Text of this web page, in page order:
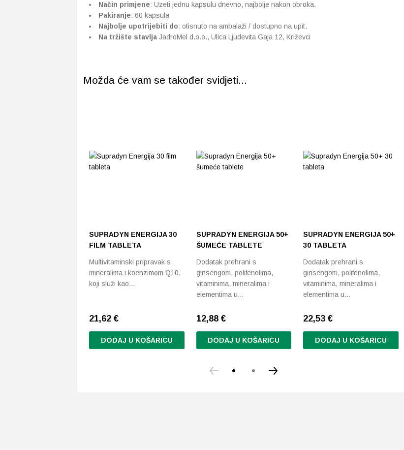
Način primjene: Uzeti jednu kapsulu dnevno, najbolje nakon obroka.
Pakiranje: 60 kapsula
Najbolje upotrijebiti do: otisnuto na ambalaži / dostupno na upit.
Na tržište stavlja JadroMel d.o.o., Ulica Ljudevita Gaja 12, Križevci
Možda će vam se također svidjeti...
SUPRADYN ENERGIJA 30
FILM TABLETA
Multivitaminski pripravak s
mineralima i koenzimom Q10,
koji služi kao…
21,62 €
DODAJ U KOŠARICU
SUPRADYN ENERGIJA 50+
ŠUMEĆE TABLETE
Dodatak prehrani s
ginsengom, polifenolima,
vitaminima, mineralima i
elementima u…
12,88 €
DODAJ U KOŠARICU
SUPRADYN ENERGIJA 50+
30 TABLETA
Dodatak prehrani s
ginsengom, polifenolima,
vitaminima, mineralima i
elementima u…
22,53€
DODAJ U KOŠARICU